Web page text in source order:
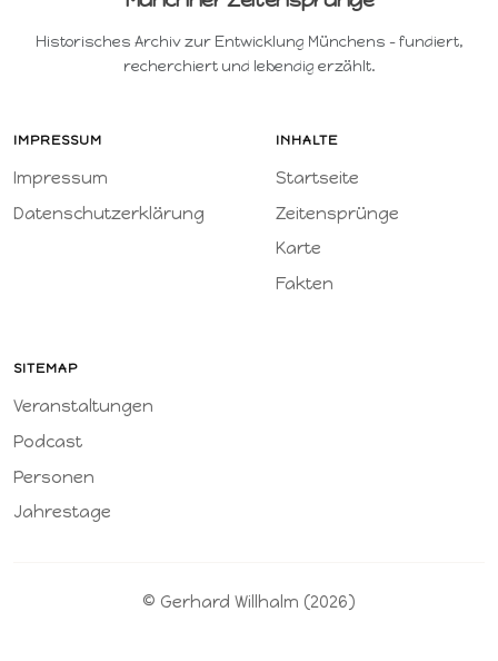
Historisches Archiv zur Entwicklung Münchens – fundiert,
recherchiert und lebendig erzählt.
IMPRESSUM
Impressum
Datenschutzerklärung
INHALTE
Startseite
Zeitensprünge
Karte
Fakten
SITEMAP
Veranstaltungen
Podcast
Personen
Jahrestage
© Gerhard Willhalm (2026)